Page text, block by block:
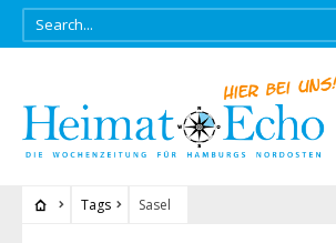
Tags Sasel